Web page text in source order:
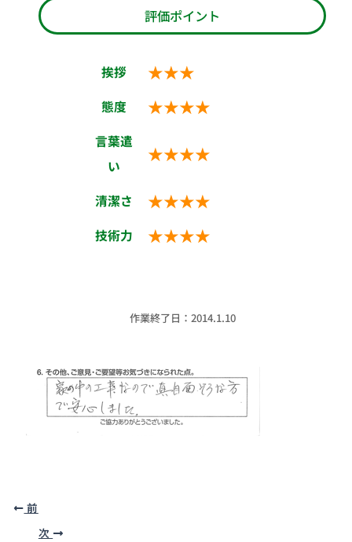
評価ポイント
挨拶 ★★★
態度 ★★★★
言葉遣
い
★★★★
清潔さ ★★★★
技術力 ★★★★
作業終了日：2014.1.10
前
次